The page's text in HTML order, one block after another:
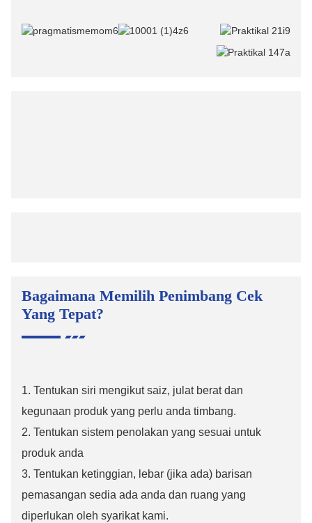
Bagaimana Memilih Penimbang Cek
Yang Tepat?
1. Tentukan siri mengikut saiz, julat berat dan
kegunaan produk yang perlu anda timbang.
2. Tentukan sistem penolakan yang sesuai untuk
produk anda
3. Tentukan ketinggian, lebar (jika ada) barisan
pemasangan sedia ada anda dan ruang yang
diperlukan oleh syarikat kami.